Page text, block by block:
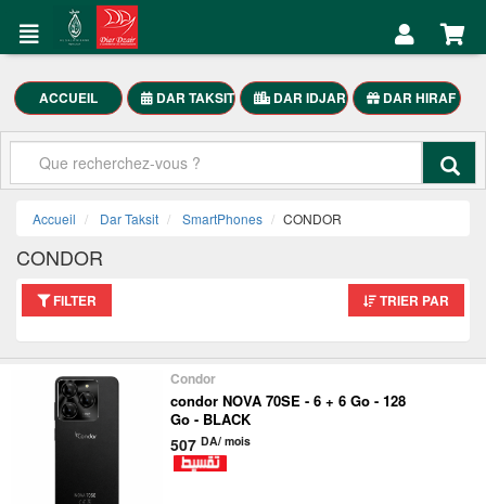
Accueil
Mon
العربية
DAR
TAKSIT
DAR
TAKSIT
Meubles
Maison
Motocycle
Mon
Compte
ACCUEIL DAR TAKSIT DAR IDJAR DAR HIRAF
Accueil Dar Taksit SmartPhones CONDOR
CONDOR
FILTER TRIER PAR
Condor
condor NOVA 70SE - 6 + 6 Go - 128
Go - BLACK
507 DA/ mois